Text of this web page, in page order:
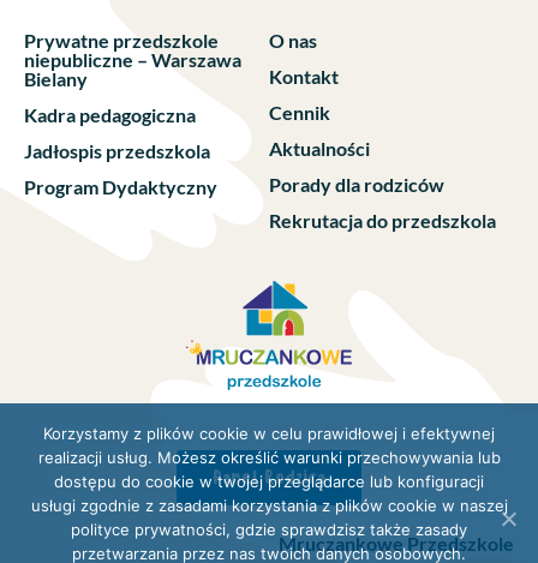
Prywatne przedszkole
niepubliczne – Warszawa
Bielany
Kadra pedagogiczna
Jadłospis przedszkola
Program Dydaktyczny
O nas
Kontakt
Cennik
Aktualności
Porady dla rodziców
Rekrutacja do przedszkola
Panel Rodzica
Mruczankowe Przedszkole
Korzystamy z plików cookie w celu prawidłowej i efektywnej
realizacji usług. Możesz określić warunki przechowywania lub
dostępu do cookie w twojej przeglądarce lub konfiguracji
usługi zgodnie z zasadami korzystania z plików cookie w naszej
polityce prywatności, gdzie sprawdzisz także zasady
przetwarzania przez nas twoich danych osobowych.